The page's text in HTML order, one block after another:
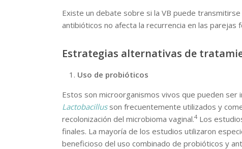
Existe un debate sobre si la VB puede
antibióticos no afecta la recurrencia en las
Estrategias alternativas de
Uso de probióticos
Estos son microorganismos vivos que pueden
Lactobacillusson frecuentemente utilizados y
recolonización del microbioma vaginal.4 Los
finales. La mayoría de los estudios utilizaron
beneficioso del uso combinado de probióticos y